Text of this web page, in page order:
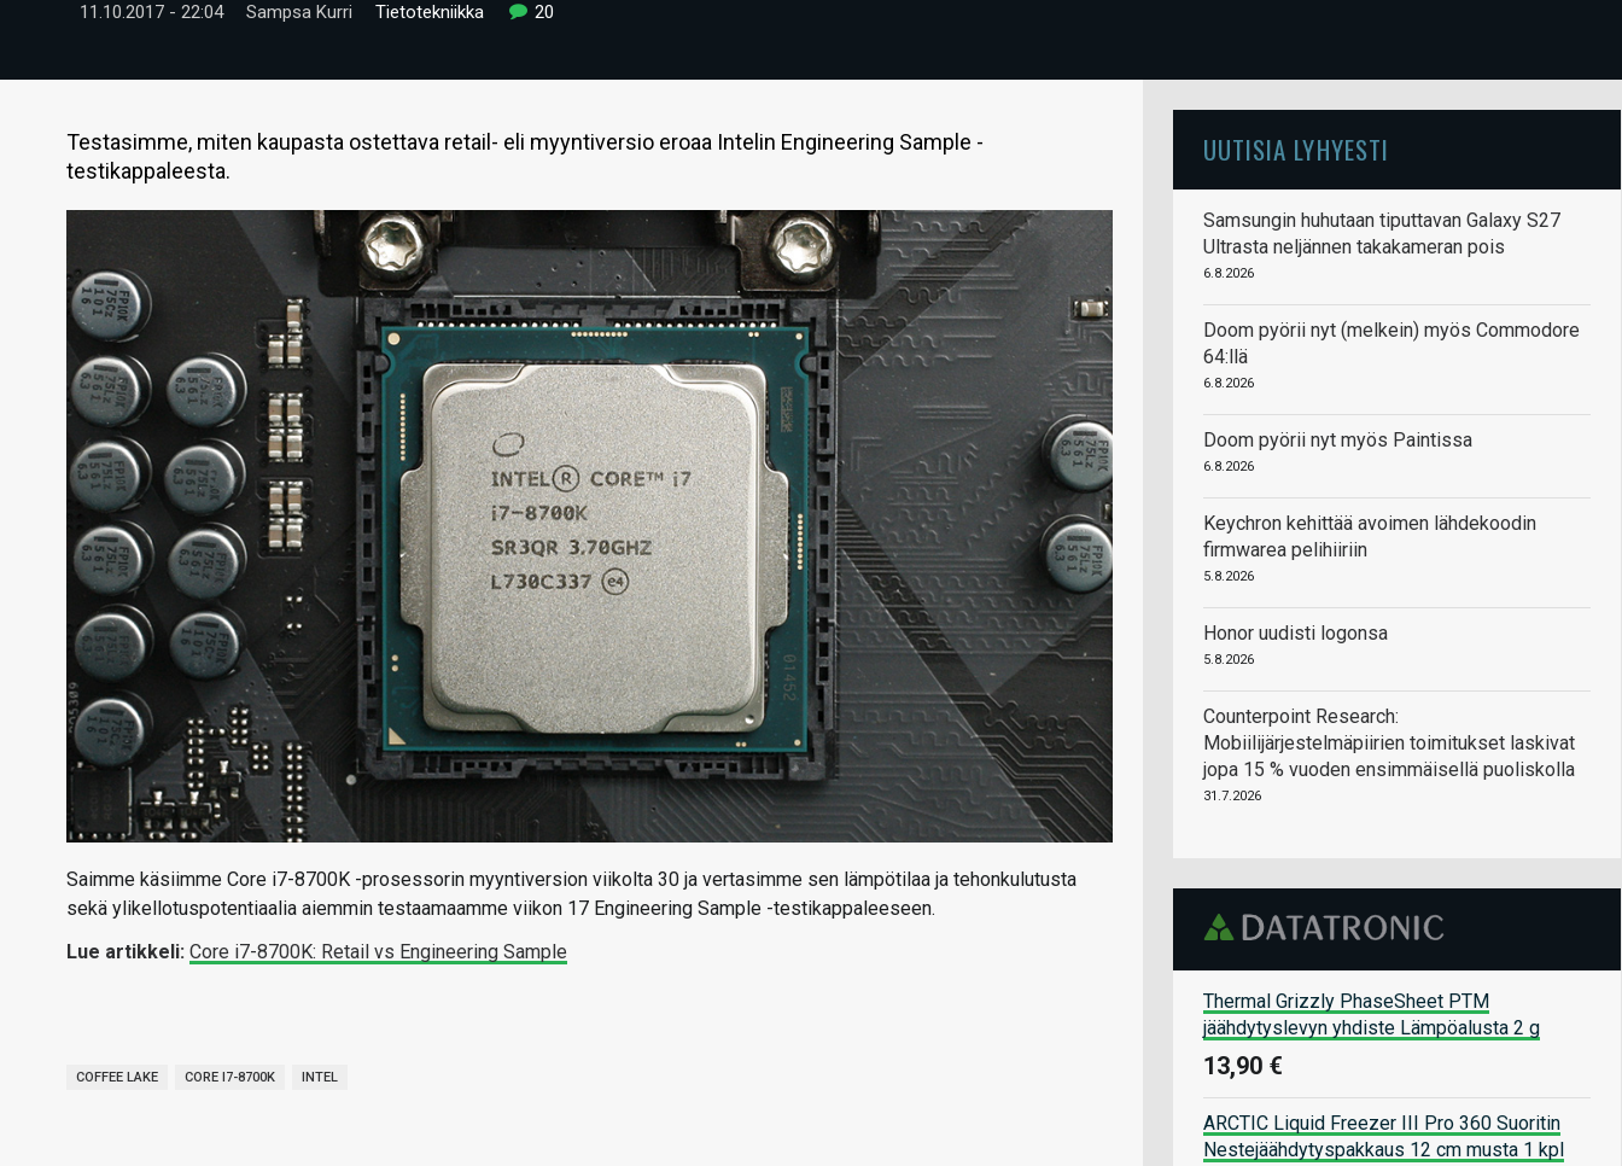
11.10.2017 - 22:04 Sampsa Kurri Tietotekniikka 20
Testasimme, miten kaupasta ostettava retail- eli myyntiversio eroaa Intelin Engineering Sample -
testikappaleesta.
Saimme käsiimme Core i7-8700K -prosessorin myyntiversion viikolta 30 ja vertasimme sen lämpötilaa ja tehonkulutusta
sekä ylikellotuspotentiaalia aiemmin testaamaamme viikon 17 Engineering Sample -testikappaleeseen.
Lue artikkeli: Core i7-8700K: Retail vs Engineering Sample
COFFEE LAKE CORE I7-8700K INTEL
UUTISIA LYHYESTI
Samsungin huhutaan tiputtavan Galaxy S27
Ultrasta neljännen takakameran pois
6.8.2026
Doom pyörii nyt (melkein) myös Commodore
64:llä
6.8.2026
Doom pyörii nyt myös Paintissa
6.8.2026
Keychron kehittää avoimen lähdekoodin
firmwarea pelihiiriin
5.8.2026
Honor uudisti logonsa
5.8.2026
Counterpoint Research:
Mobiilijärjestelmäpiirien toimitukset laskivat
jopa 15 % vuoden ensimmäisellä puoliskolla
31.7.2026
Thermal Grizzly PhaseSheet PTM
jäähdytyslevyn yhdiste Lämpöalusta 2 g
13,90 €
ARCTIC Liquid Freezer III Pro 360 Suoritin
Nestejäähdytyspakkaus 12 cm musta 1 kpl